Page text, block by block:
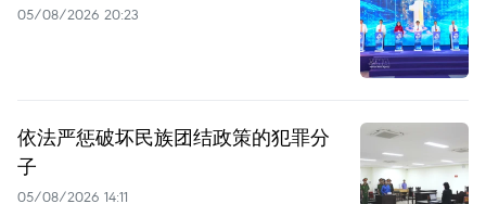
05/08/2026 20:23
依法严惩破坏民族团结政策的犯罪分
子
05/08/2026 14:11